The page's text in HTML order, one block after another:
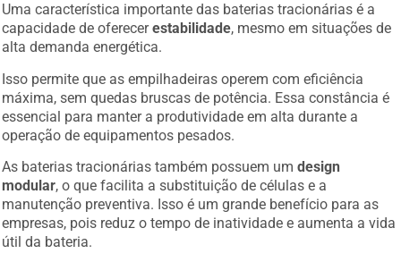
Uma característica importante das baterias tracionárias é a
capacidade de oferecerestabilidade, mesmo em situações de
alta demanda energética.
Isso permite que as empilhadeiras operem com eficiência
máxima, sem quedas bruscas de potência. Essa constância é
essencial para manter a produtividade em alta durante a
operação de equipamentos pesados.
As baterias tracionárias também possuem umdesign
modular, o que facilita a substituição de células e a
manutenção preventiva. Isso é um grande benefício para as
empresas, pois reduz o tempo de inatividade e aumenta a vida
útil da bateria.